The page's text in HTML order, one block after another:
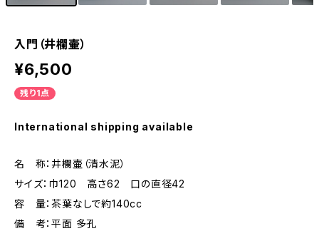
入門（井欄壷）
¥6,500
残り1点
International shipping available
名 称：井欄壷（清水泥）
サイズ：巾120 高さ62 口の直径42
容 量：茶葉なしで約140cc
備 考：平面 多孔